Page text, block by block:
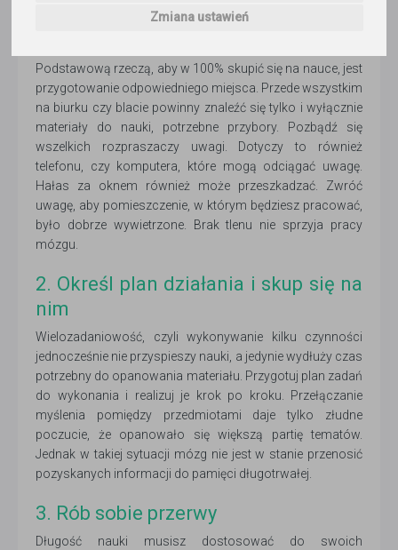
Zmiana ustawień
Podstawową rzeczą, aby w 100% skupić się na nauce, jest
przygotowanie odpowiedniego miejsca. Przede wszystkim
na biurku czy blacie powinny znaleźć się tylko i wyłącznie
materiały do nauki, potrzebne przybory. Pozbądź się
wszelkich rozpraszaczy uwagi. Dotyczy to również
telefonu, czy komputera, które mogą odciągać uwagę.
Hałas za oknem również może przeszkadzać. Zwróć
uwagę, aby pomieszczenie, w którym będziesz pracować,
było dobrze wywietrzone. Brak tlenu nie sprzyja pracy
mózgu.
2. Określ plan działania i skup się na
nim
Wielozadaniowość, czyli wykonywanie kilku czynności
jednocześnie nie przyspieszy nauki, a jedynie wydłuży czas
potrzebny do opanowania materiału. Przygotuj plan zadań
do wykonania i realizuj je krok po kroku. Przełączanie
myślenia pomiędzy przedmiotami daje tylko złudne
poczucie, że opanowało się większą partię tematów.
Jednak w takiej sytuacji mózg nie jest w stanie przenosić
pozyskanych informacji do pamięci długotrwałej.
3. Rób sobie przerwy
Długość nauki musisz dostosować do swoich